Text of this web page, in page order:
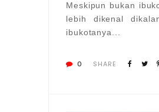
Meskipun bukan
lebih dikenal
ibukotanya...
0 SHARE